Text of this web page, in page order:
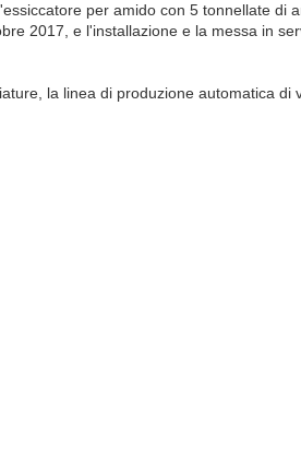
per amido con 5 tonnellate di
2017, e l'installazione e la messa in
la linea di produzione automatica di